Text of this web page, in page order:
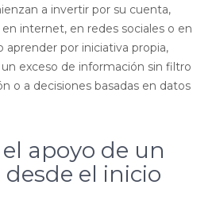
a invertir por su cuenta,
internet, en redes sociales o en
aprender por iniciativa propia,
exceso de información sin filtro
o a decisiones basadas en datos
apoyo de un
el inicio